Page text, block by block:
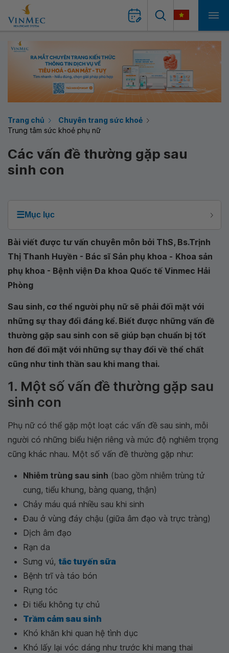
Trang chủ
Chuyên trang sức khoẻ
Trung tâm sức khoẻ phụ nữ
Các vấn đề thường gặp sau
sinh con
☰Mục lục
Bài viết được tư vấn chuyên môn bởi ThS, Bs.Trịnh
Thị Thanh Huyền - Bác sĩ Sản phụ khoa - Khoa sản
phụ khoa - Bệnh viện Đa khoa Quốc tế Vinmec Hải
Phòng
Sau sinh, cơ thể người phụ nữ sẽ phải đối mặt với
những sự thay đổi đáng kể. Biết được những vấn đề
thường gặp sau sinh con sẽ giúp bạn chuẩn bị tốt
hơn để đối mặt với những sự thay đổi về thể chất
cũng như tinh thần sau khi mang thai.
1. Một số vấn đề thường gặp sau
sinh con
Phụ nữ có thể gặp một loạt các vấn đề sau sinh, mỗi
người có những biểu hiện riêng và mức độ nghiêm trọng
cũng khác nhau. Một số vấn đề thường gặp như:
Nhiễm trùng sau sinh (bao gồm nhiễm trùng tử
cung, tiểu khung, bàng quang, thận)
Chảy máu quá nhiều sau khi sinh
Đau ở vùng đáy chậu (giữa âm đạo và trực tràng)
Dịch âm đạo
Rạn da
Sưng vú, tắc tuyến sữa
Bệnh trĩ và táo bón
Rụng tóc
Đi tiểu không tự chủ
Trầm cảm sau sinh
Khó khăn khi quan hệ tình dục
Khó lấy lại vóc dáng như trước khi mang thai